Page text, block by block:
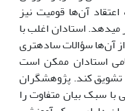
آن‌ها قومیت نیز
می­دهد. استادان اغلب با
آن‌ها سؤالات ساده­تری
استادان ممکن است
تشویق کند. پژوهشگران
با سبک بیان متفاوت را